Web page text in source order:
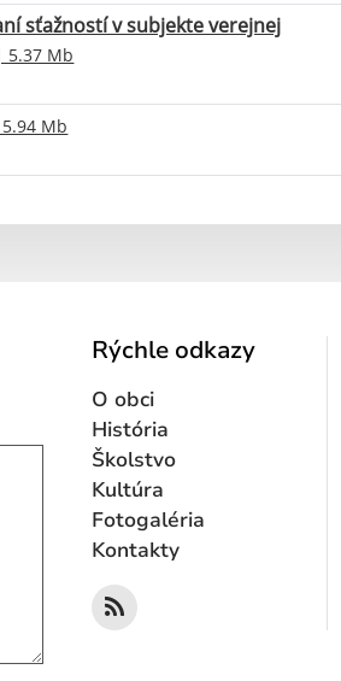
sťažností v subjekte verejnej
Mb
Mb
správy...
Rýchle odkazy
O obci
História
Školstvo
Kultúra
Fotogaléria
Kontakty